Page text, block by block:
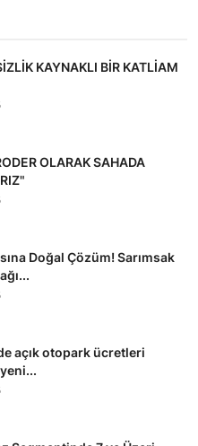
KAYNAKLI BİR KATLİAM
OLARAK SAHADA
Doğal Çözüm! Sarımsak
açık otopark ücretleri